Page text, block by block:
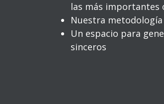
las más importantes
Nuestra
Un espacio para
sinceros